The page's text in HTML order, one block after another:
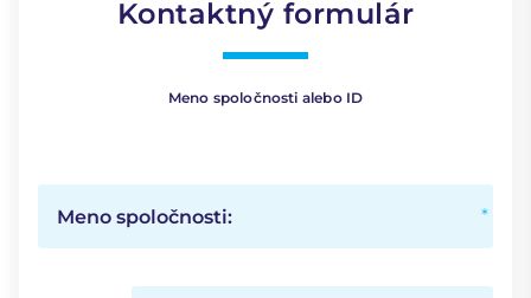
Kontaktný formulár
Meno spoločnosti alebo ID
Meno spoločnosti: